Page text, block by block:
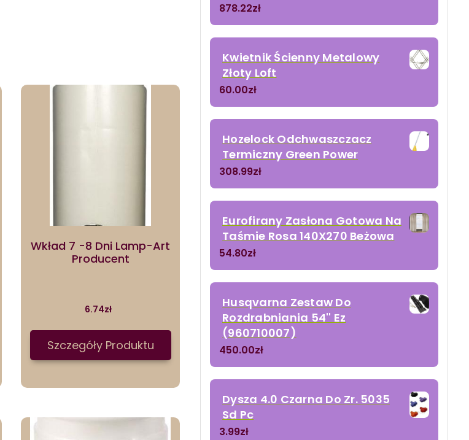
Wkład 7 -8 Dni Lamp-Art
Producent
6.74zł
Szczegóły Produktu
878.22zł
Kwietnik Ścienny Metalowy
Złoty Loft
60.00zł
Hozelock Odchwaszczacz
Termiczny Green Power
308.99zł
Eurofirany Zasłona Gotowa Na
Taśmie Rosa 140X270 Beżowa
54.80zł
Husqvarna Zestaw Do
Rozdrabniania 54'' Ez
(960710007)
450.00zł
Dysza 4.0 Czarna Do Zr. 5035
Sd Pc
3.99zł